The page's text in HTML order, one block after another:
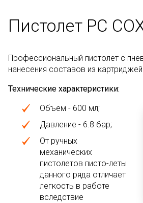
Пистолет PC
Профессиональный пистолет с
нанесения составов из
Технические характеристики:
Объем - 600 мл;
Давление - 6.8 бар;
От ручных
механических
пистолетов писто-леты
данного ряда отличает
легкость в работе
вследствие